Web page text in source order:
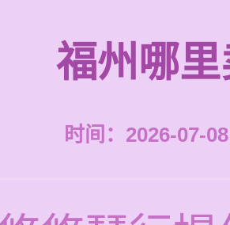
福州哪
时间：2026-07-